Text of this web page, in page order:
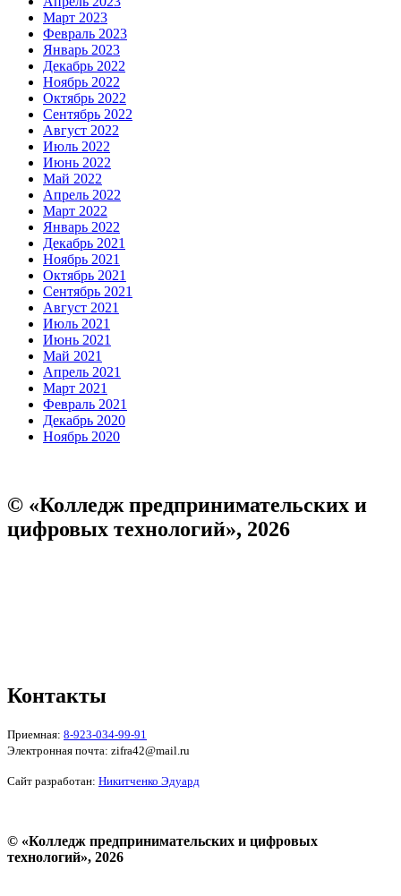
Март 2023
Февраль 2023
Январь 2023
Декабрь 2022
Ноябрь 2022
Октябрь 2022
Сентябрь 2022
Август 2022
Июль 2022
Июнь 2022
Май 2022
Апрель 2022
Март 2022
Январь 2022
Декабрь 2021
Ноябрь 2021
Октябрь 2021
Сентябрь 2021
Август 2021
Июль 2021
Июнь 2021
Май 2021
Апрель 2021
Март 2021
Февраль 2021
Декабрь 2020
Ноябрь 2020
© «Колледж предпринимательских и
цифровых технологий», 2026
Контакты
Приемная: 8-923-034-99-91
Электронная почта: zifra42@mail.ru
Сайт разработан: Никитченко Эдуард
© «Колледж предпринимательских и цифровых
технологий», 2026